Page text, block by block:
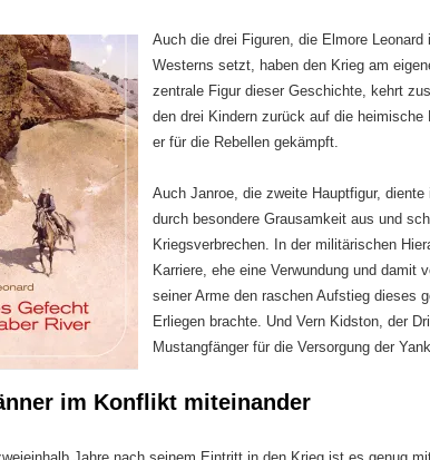
Auch die drei Figuren, die Elmore
Westerns setzt, haben den Krieg am
zentrale Figur dieser Geschichte, kehrt
den drei Kindern zurück auf die heimische
er für die Rebellen gekämpft.
Auch Janroe, die zweite Hauptfigur,
durch besondere Grausamkeit aus und
Kriegsverbrechen. In der militärischen
Karriere, ehe eine Verwundung und damit
seiner Arme den raschen Aufstieg dieses
Erliegen brachte. Und Vern Kidston, der
Mustangfänger für die Versorgung der
im Konflikt miteinander